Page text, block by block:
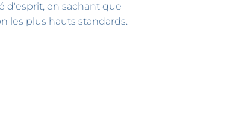
d'esprit, en sachant que
les plus hauts standards.